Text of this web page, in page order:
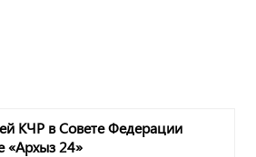
КЧР в Совете Федерации
«Архыз 24»